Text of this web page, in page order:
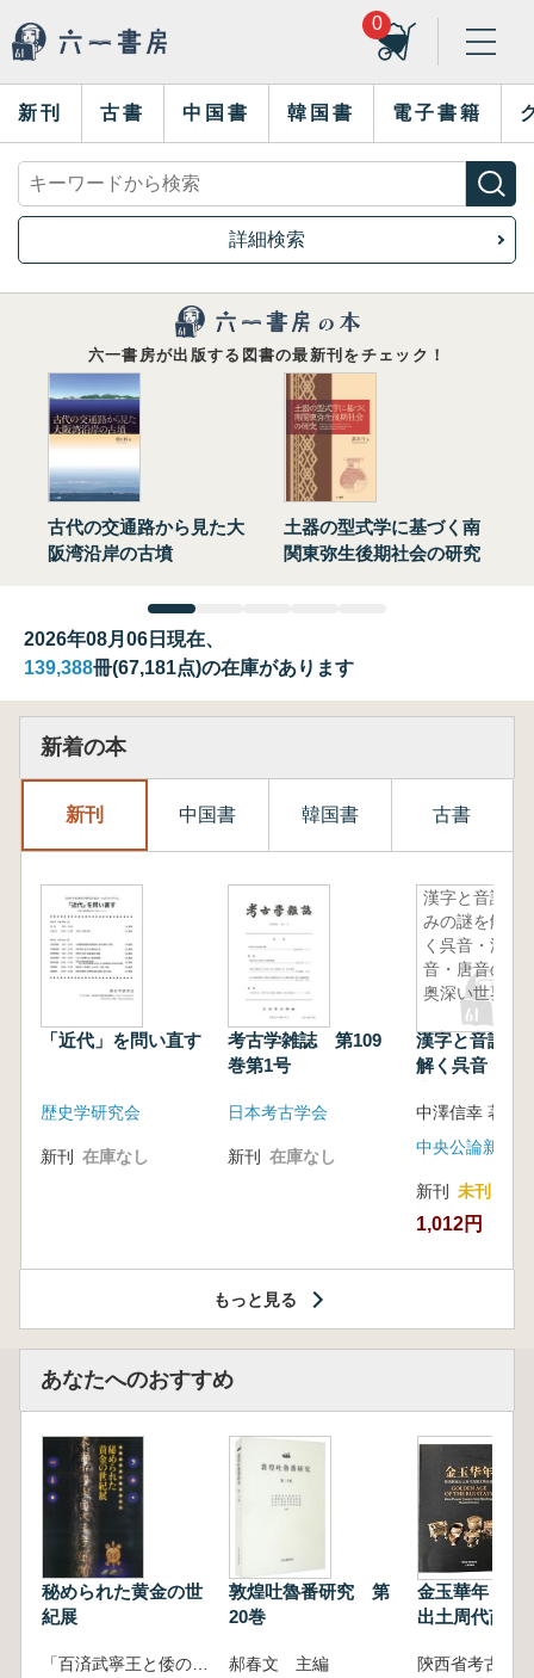
0
新刊 古書 中国書 韓国書 電子書籍
詳細検索
六一書房が出版する図書の最新刊をチェック！
古代の交通路から見た大
阪湾沿岸の古墳
土器の型式学に基づく南
関東弥生後期社会の研究
2026年08月06日現在、
139,388冊(67,181点)の在庫があります
新着の本
新刊 中国書 韓国書 古書
「近代」を問い直す
歴史学研究会
新刊 在庫なし
考古学雑誌 第109
巻第1号
日本考古学会
新刊 在庫なし
漢字と音読
みの謎を解
く呉音・漢
音・唐音の
奥深い世界
漢字と音読み
解く呉音・漢
中澤信幸 著
中央公論新社
新刊 未刊
1,012円
もっと見る
あなたへのおすすめ
秘められた黄金の世
紀展
敦煌吐魯番研究 第
20巻
郝春文 主編
金玉華年 陜
出土周代芮国
陝西省考古研